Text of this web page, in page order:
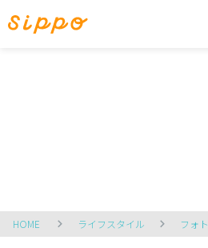
HOME ライフスタイル フォト